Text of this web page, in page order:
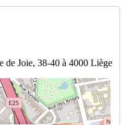
de Joie, 38-40 à 4000 Liège